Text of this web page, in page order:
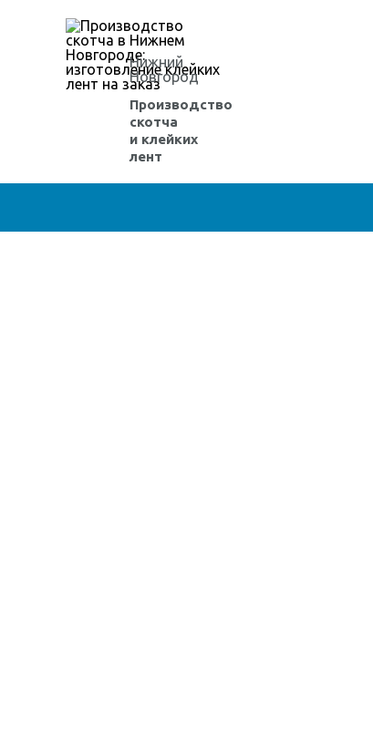
Нижний
Новгород
Производство
скотча
и клейких
лент